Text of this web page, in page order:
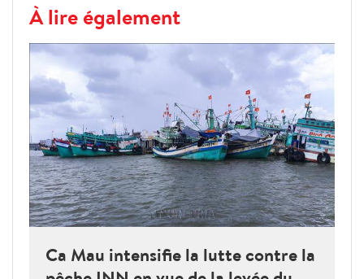
À lire également
Ca Mau intensifie la lutte contre la